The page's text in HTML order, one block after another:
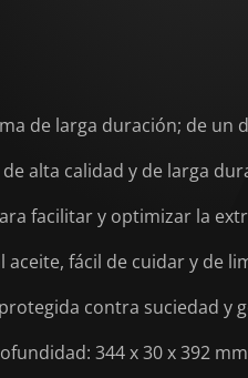
de larga duración; de
alta calidad y de larga
facilitar y optimizar la
aceite, fácil de cuidar y de
contra suciedad y
344 x 30 x 392 mm